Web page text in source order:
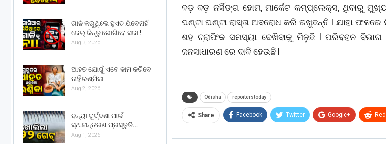
ବଡ଼ ବଡ଼ ନର୍ସିଙ୍ଗ ହୋମ, ମାର୍କେଟ କମ୍ପ୍ଲେକ୍ସ, ଥିବାରୁ
ଘଣ୍ଟା ଘଣ୍ଟା ରାସ୍ତା ଅବରୋଧ କରି ରଖୁଛନ୍ତି l ଯାହା ଫଳରେ
ଶହ ଟ୍ରାଫିକ ସମସ୍ୟା ଦେଖିବାକୁ ମିଳୁଛି l ପରିବହନ
ଜନସାଧାରଣ ରେ ଦାବି ହେଉଛି l
Odisha reporterstoday
Share Facebook Twitter Google+
ଗାଳି କରୁଥିଲେ ହୁଏତ ଯିବେନାହିଁ
ଜେଲ୍ କିନ୍ତୁ ଭୋଗିବେ ସଜା !
Aug 3, 2026
ଆହତ ଯୋଗୁଁ ଏବେ କାମ କରିବେ
ନାହିଁ ରଶ୍ମିକା
Aug 2, 2026
ବନ୍ୟା ଦୁର୍ଦ୍ଦଶା ପାଇଁ
ସ୍ଥାନାନ୍ତରଣ ପ୍ରସ୍ତୁତି…
Aug 1, 2026